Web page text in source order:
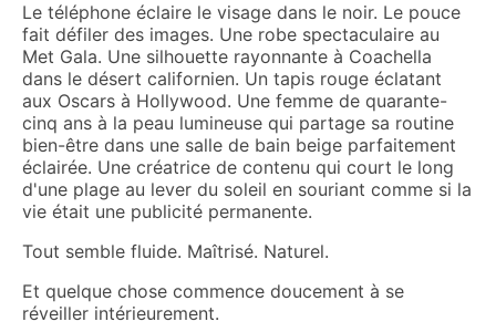
Le téléphone éclaire le visage dans le noir. Le pouce
fait défiler des images. Une robe spectaculaire au
Met Gala. Une silhouette rayonnante à Coachella
dans le désert californien. Un tapis rouge éclatant
aux Oscars à Hollywood. Une femme de quarante-
cinq ans à la peau lumineuse qui partage sa routine
bien-être dans une salle de bain beige parfaitement
éclairée. Une créatrice de contenu qui court le long
d'une plage au lever du soleil en souriant comme si la
vie était une publicité permanente.
Tout semble fluide. Maîtrisé. Naturel.
Et quelque chose commence doucement à se
réveiller intérieurement.